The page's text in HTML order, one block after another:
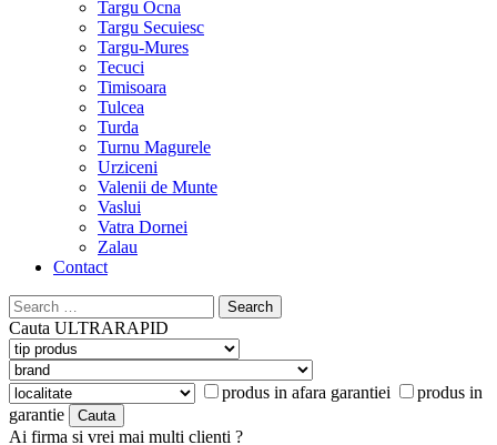
Targu Ocna
Targu Secuiesc
Targu-Mures
Tecuci
Timisoara
Tulcea
Turda
Turnu Magurele
Urziceni
Valenii de Munte
Vaslui
Vatra Dornei
Zalau
Contact
Search
for:
Cauta ULTRARAPID
produs in afara garantiei
produs in
garantie
Ai firma si vrei mai multi clienti ?